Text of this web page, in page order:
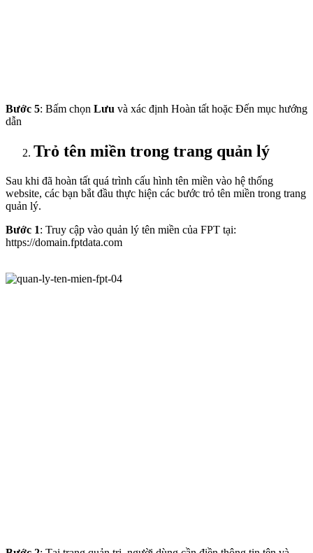
Bước 5: Bấm chọn Lưu và xác định Hoàn tất hoặc Đến mục hướng
dẫn
Trỏ tên miền trong trang quản lý
Sau khi đã hoàn tất quá trình cấu hình tên miền vào hệ thống
website, các bạn bắt đầu thực hiện các bước trỏ tên miền trong trang
quản lý.
Bước 1: Truy cập vào quản lý tên miền của FPT tại:
https://domain.fptdata.com